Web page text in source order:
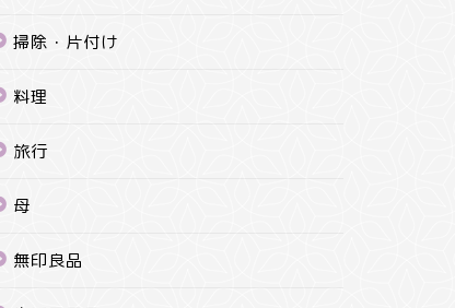
掃除・片付け
料理
旅行
母
無印良品